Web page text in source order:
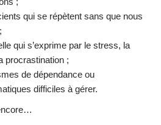
qui se répètent sans que nous
qui s’exprime par le stress, la
procrastination ;
de dépendance ou
difficiles à gérer.